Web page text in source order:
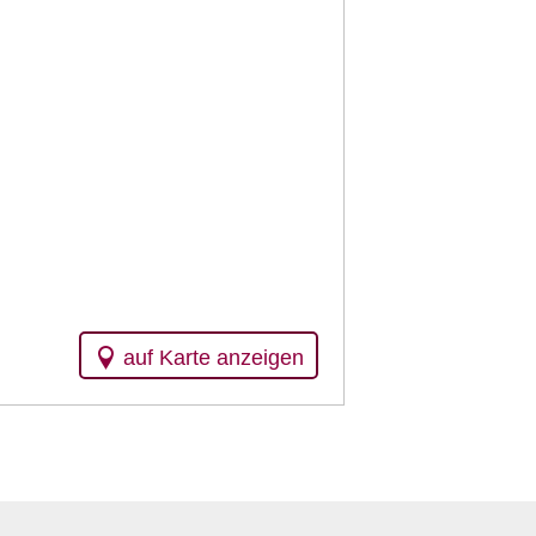
auf Karte anzeigen